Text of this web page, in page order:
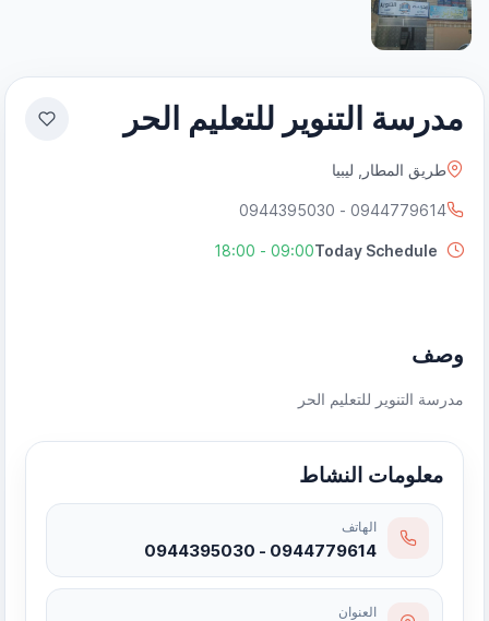
مدرسة التنوير للتعليم الحر
طريق المطار, ليبيا
0944779614 - 0944395030
Today Schedule
09:00 - 18:00
وصف
مدرسة التنوير للتعليم الحر
معلومات النشاط
الهاتف
0944779614 - 0944395030
العنوان